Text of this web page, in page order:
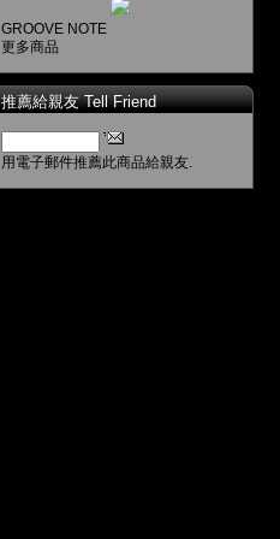
GROOVE NOTE
更多商品
推薦給親友 Tell Friend
用電子郵件推薦此商品給親友.